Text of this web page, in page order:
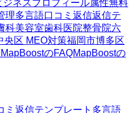
ジネスプロフィール属性無料
理多言語口コミ返信返信テ
科美容室歯科医院整骨院六
央区 MEO対策福岡市博多区
MapBoostのFAQMapBoostの
ミ返信テンプレート 多言語